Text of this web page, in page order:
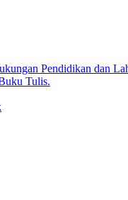
Pendidikan dan
Tulis.